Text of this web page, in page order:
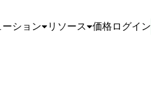
ーション リソース 価格ログイン